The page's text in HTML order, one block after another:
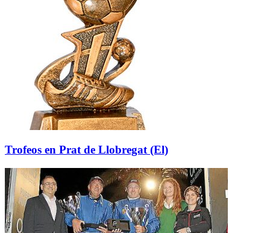
Trofeos en Prat de Llobregat (El)